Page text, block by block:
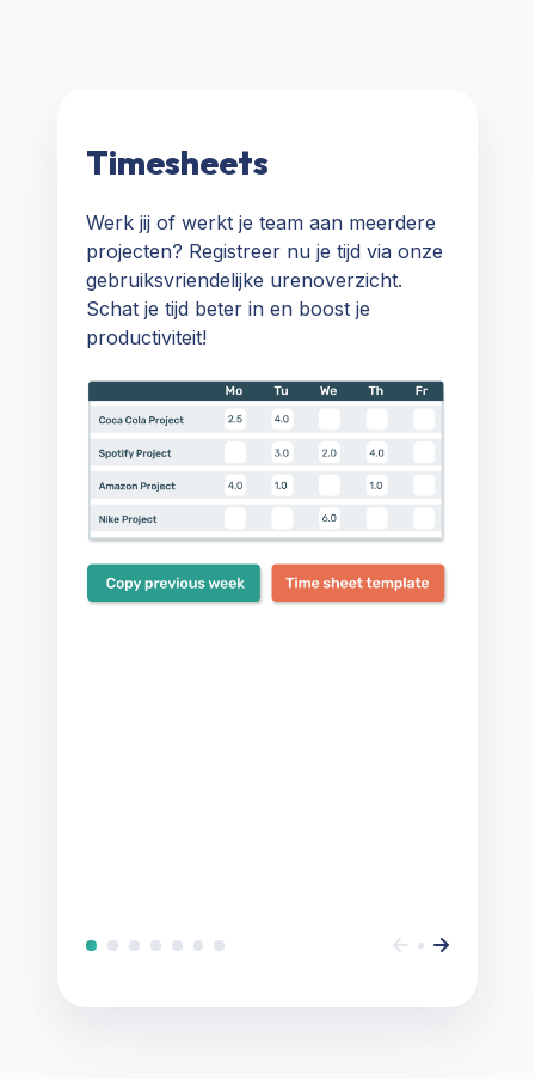
Timesheets
Werk jij of werkt je team aan meerdere
projecten? Registreer nu je tijd via onze
gebruiksvriendelijke urenoverzicht.
Schat je tijd beter in en boost je
productiviteit!